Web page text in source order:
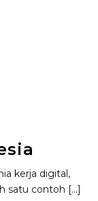
kerja digital,
satu contoh [...]